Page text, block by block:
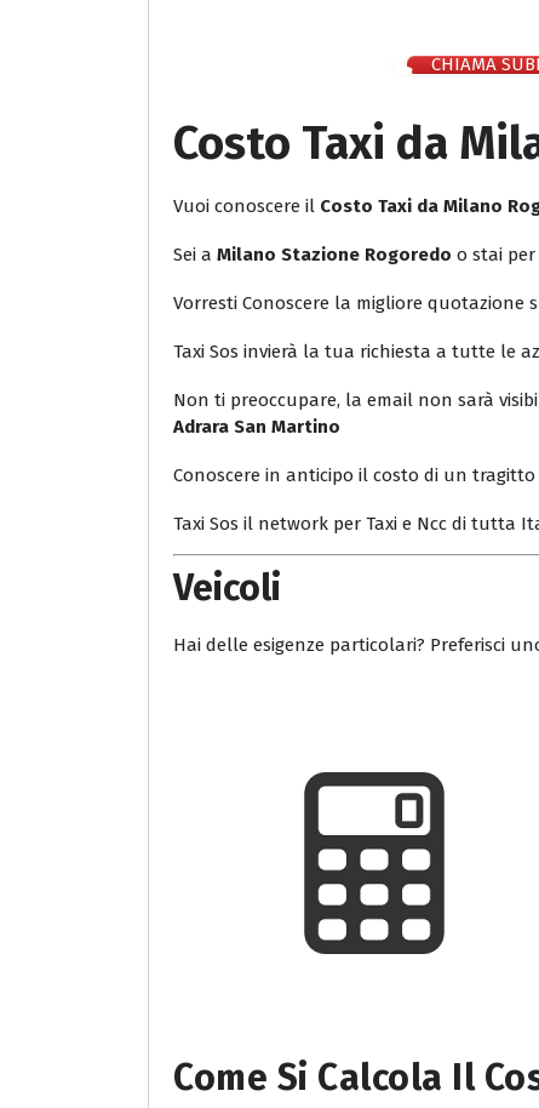
CHIAMA
Costo Taxi da
Vuoi conoscere il Costo Taxi da Milano
Sei a Milano Stazione Rogoredo o stai
Vorresti Conoscere la migliore quotazione
Taxi Sos invierà la tua richiesta a tutte le
Non ti preoccupare, la email non sarà
Adrara San Martino
Conoscere in anticipo il costo di un
Taxi Sos il network per Taxi e Ncc di tutta
Veicoli
Hai delle esigenze particolari? Preferisci
Come Si Calcola Il